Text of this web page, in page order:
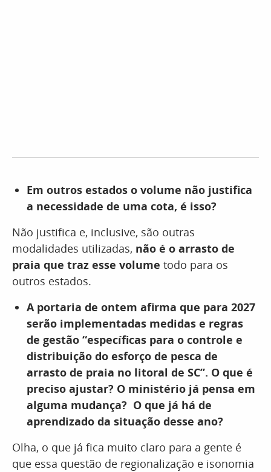
Em outros estados o volume não justifica
a necessidade de uma cota, é isso?
Não justifica e, inclusive, são outras
modalidades utilizadas, não é o arrasto de
praia que traz esse volume todo para os
outros estados.
A portaria de ontem afirma que para 2027
serão implementadas medidas e regras
de gestão “específicas para o controle e
distribuição do esforço de pesca de
arrasto de praia no litoral de SC”. O que é
preciso ajustar? O ministério já pensa em
alguma mudança? O que já há de
aprendizado da situação desse ano?
Olha, o que já fica muito claro para a gente é
que essa questão de regionalização e isonomia